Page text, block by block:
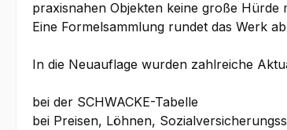
praxisnahen Objekten keine große Hürde
Eine Formelsammlung rundet das Werk
In die Neuauflage wurden zahlreiche
bei der SCHWACKE-Tabelle
bei Preisen, Löhnen,